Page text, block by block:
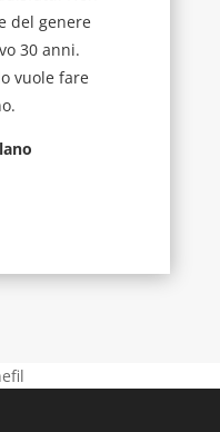
del genere
30 anni.
vuole fare